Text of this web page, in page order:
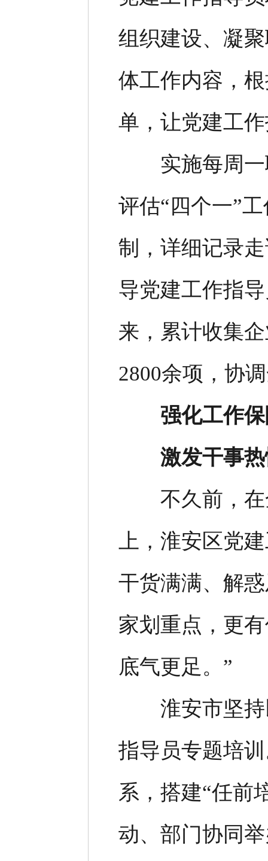
组织建设、凝
体工作内容，
单，让党建工
实施每周一
评估“四个一”
制，详细记录
导党建工作指
来，累计收集
2800余项，协
强化工作
激发干事热
不久前，在
上，淮安区党
干货满满、解
家划重点，更
底气更足。”
淮安市坚持
指导员专题培
系，搭建“任前
动、部门协同